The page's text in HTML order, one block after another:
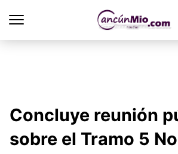
Concluye reunión
sobre el Tramo 5